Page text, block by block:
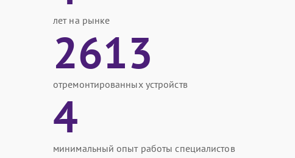
лет на рынке
2613
отремонтированных устройств
4
минимальный опыт работы специалистов